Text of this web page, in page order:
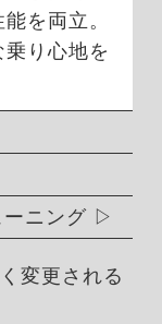
を両立。
り心地を
ニング
変更される